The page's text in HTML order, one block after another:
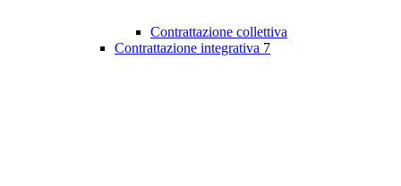
Contrattazione collettiva
Contrattazione integrativa 7